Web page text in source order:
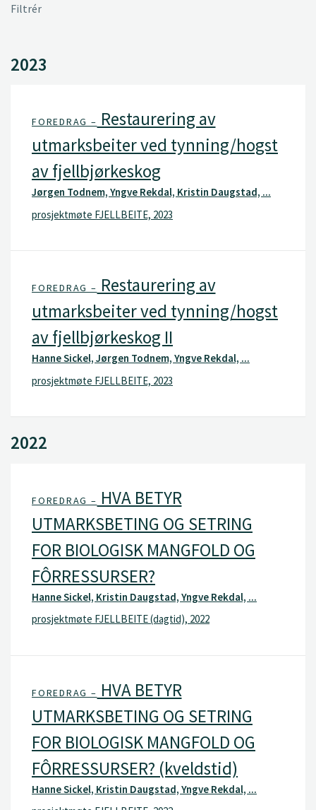
Filtrér
2023
FOREDRAG – Restaurering av
utmarksbeiter ved tynning/hogst
av fjellbjørkeskog
Jørgen Todnem, Yngve Rekdal, Kristin Daugstad, ...
prosjektmøte FJELLBEITE, 2023
FOREDRAG – Restaurering av
utmarksbeiter ved tynning/hogst
av fjellbjørkeskog II
Hanne Sickel, Jørgen Todnem, Yngve Rekdal, ...
prosjektmøte FJELLBEITE, 2023
2022
FOREDRAG – HVA BETYR
UTMARKSBETING OG SETRING
FOR BIOLOGISK MANGFOLD OG
FÔRRESSURSER?
Hanne Sickel, Kristin Daugstad, Yngve Rekdal, ...
prosjektmøte FJELLBEITE (dagtid), 2022
FOREDRAG – HVA BETYR
UTMARKSBETING OG SETRING
FOR BIOLOGISK MANGFOLD OG
FÔRRESSURSER? (kveldstid)
Hanne Sickel, Kristin Daugstad, Yngve Rekdal, ...